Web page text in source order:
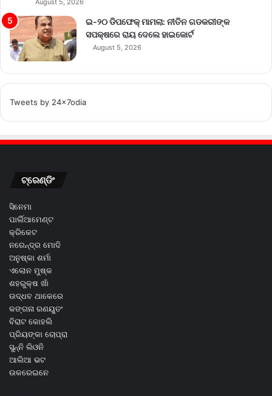
August 5, 2026
ଇ-୨୦ ଡିପଫେକ୍ ମାମଲା: ନୀତିନ ଗଡକରୀଙ୍କ
ସପକ୍ଷରେ ରାୟ ଦେଲେ ହାଇକୋର୍ଟ
August 5, 2026
Tweets by 24x7odia
ଟ୍ରେଣ୍ଡିଂ
ସିନେମା
ପାର୍ଲିଆମେଣ୍ଟ
କ୍ରିକେଟ
ନରେନ୍ଦ୍ର ମୋଦି
ଅନୁଷ୍କା ଶର୍ମା
ଏଲୋନ ମୁଷ୍କ
ଶହରୁକ୍ଷ ଖାଁ
ଉଦ୍ଧବ ଥାକେରେ
କଙ୍ଗନା ରଣୟୁତଂ
ବିରାଟ କୋହଲି
ପ୍ରିୟଙ୍କା ଚୋପ୍ରା
ସୁନ୍ନି ଲିଓନି
ଆଲିଆ ଭଟ
ଉକରେଇନେ